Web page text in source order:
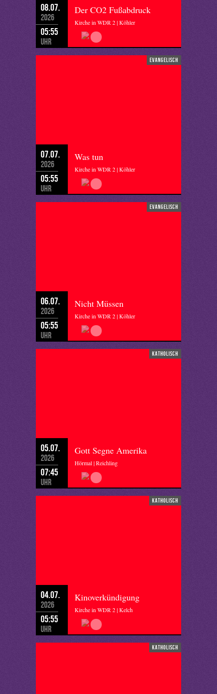
08.07.
2026
05:55
Uhr
Der CO2 Fußabdruck
Kirche in WDR 2 | Köhler
evangelisch
07.07.
2026
05:55
Uhr
Was tun
Kirche in WDR 2 | Köhler
evangelisch
06.07.
2026
05:55
Uhr
Nicht Müssen
Kirche in WDR 2 | Köhler
katholisch
05.07.
2026
07:45
Uhr
Gott Segne Amerika
Hörmal | Reichling
katholisch
04.07.
2026
05:55
Uhr
Kinoverkündigung
Kirche in WDR 2 | Kelch
katholisch